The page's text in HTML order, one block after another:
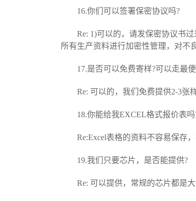
16.你们可以签署保密协议吗?
Re: 1)可以的，请发保密协议书过
所有生产资料进行加密性管理，对不
17.是否可以免费寄样?可以走最便
Re: 可以的，我们免费提供2-3张样
18.你能给我EXCEL格式报价表吗
Re:Excel表格的资料不容易保存，
19.我们只要芯片，是否能提供?
Re: 可以提供，常规的芯片都是大